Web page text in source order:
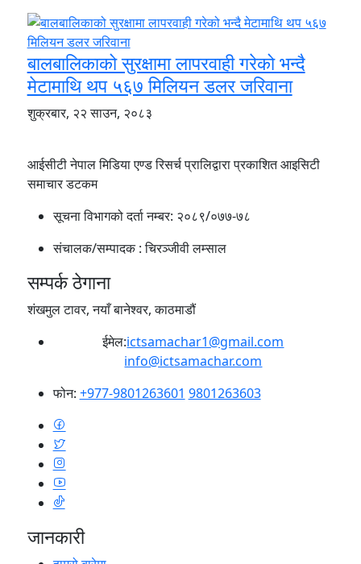
बालबालिकाको सुरक्षामा लापरवाही गरेको भन्दै
मेटामाथि थप ५६७ मिलियन डलर जरिवाना
शुक्रबार, २२ साउन, २०८३
आईसीटी नेपाल मिडिया एण्ड रिसर्च प्रालिद्वारा प्रकाशित आइसिटी
समाचार डटकम
सूचना विभागको दर्ता नम्बर: २०८९/०७७-७८
संचालक/सम्पादक :चिरञ्जीवी लम्साल
सम्पर्क ठेगाना
शंखमुल टावर, नयाँ बानेश्वर, काठमाडौं
ईमेल:ictsamachar1@gmail.com
info@ictsamachar.com
फोन: +977-9801263601 9801263603
जानकारी